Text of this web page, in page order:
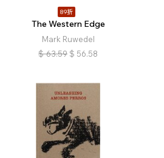
89折
The Western Edge
Mark Ruwedel
$ 63.59 $ 56.58